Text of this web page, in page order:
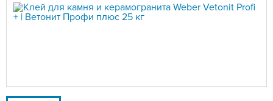
Войти в магазин Регистрация